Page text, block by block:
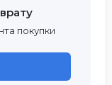
покупки